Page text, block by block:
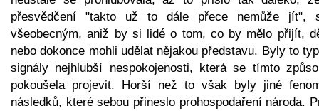
přesvědčení "takto už to dále přece nemůže jít",
všeobecným, aniž by si lidé o tom, co by mělo přijít,
nebo dokonce mohli udělat nějakou představu. Byly to
signály nejhlubší nespokojenosti, která se tímto
pokoušela projevit. Horší než to však byly jiné
následků, které sebou přineslo prohospodaření národa.